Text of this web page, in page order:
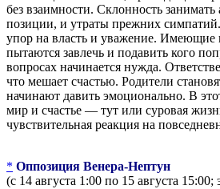
без взаимности. Склонность
позиции, и утраты прежних симпатий.
упор на власть и уважение. Имеющие
пытаются завлечь и подавить кого
вопросах начинается нужда.
что мешает счастью. Родители
начинают давить эмоционально. В
мир и счастье — тут или суровая
чувствительная реакция на
* Оппозиция Венера-Нептун
(с 14 августа 1:00 по 15 августа 15:00;